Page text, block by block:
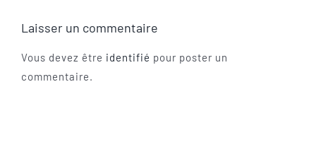
Laisser un commentaire
Vous devez être identifié pour poster un
commentaire.